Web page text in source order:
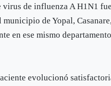
virus de influenza A H1N1
de Yopal,
en ese mismo
evolucionó